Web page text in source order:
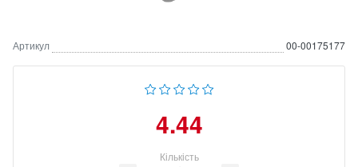
Артикул 00-00175177
4.44
Кількість